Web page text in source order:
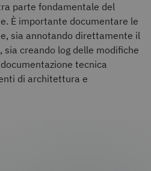
parte fondamentale del
È importante documentare le
sia annotando direttamente il
creando log delle modifiche
tecnica
di architettura e